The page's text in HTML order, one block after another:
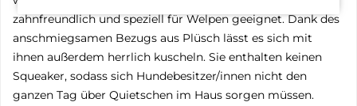
zahnfreundlich und speziell für Welpen geeignet. Dank des
anschmiegsamen Bezugs aus Plüsch lässt es sich mit
ihnen außerdem herrlich kuscheln. Sie enthalten keinen
Squeaker, sodass sich Hundebesitzer/innen nicht den
ganzen Tag über Quietschen im Haus sorgen müssen.